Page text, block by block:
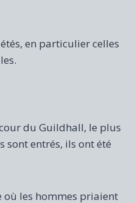
en particulier celles
du Guildhall, le plus
sont entrés, ils ont été
où les hommes priaient